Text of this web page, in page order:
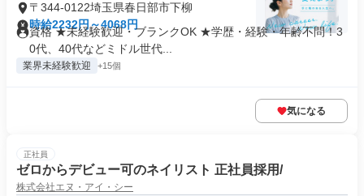
〒344-0122埼玉県春日部市下柳
時給2232円～4068円
資格 ★未経験歓迎・ブランクOK ★学歴・経験・年齢不問！3
0代、40代などミドル世代...
業界未経験歓迎 +15個
気になる
正社員
ゼロからデビュー可のネイリスト 正社員採用/
株式会社エヌ・アイ・シー